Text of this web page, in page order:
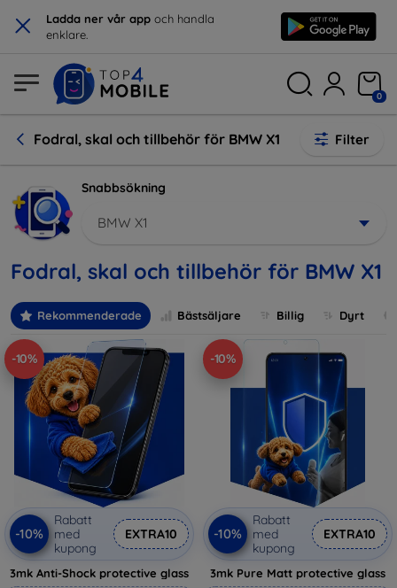
× Ladda ner vår app och handla
enklare.
0
Fodral, skal och tillbehör för BMW X1 Filter
Snabbsökning
BMW X1
Fodral, skal och tillbehör för BMW X1
Rekommenderade Bästsäljare Billig Dyrt
-10%
-10%
Rabatt
med
kupong
EXTRA10
3mk Anti-Shock protective glass
-10%
-10%
Rabatt
med
kupong
EXTRA10
3mk Pure Matt protective glass